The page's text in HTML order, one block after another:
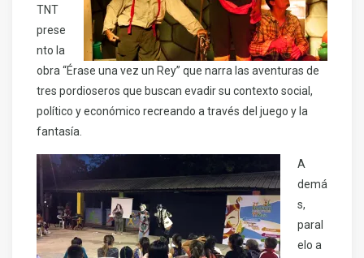
TNT
prese
nto la
obra “Érase una vez un Rey” que narra las aventuras de
tres pordioseros que buscan evadir su contexto social,
político y económico recreando a través del juego y la
fantasía.
A
demá
s,
paral
elo a